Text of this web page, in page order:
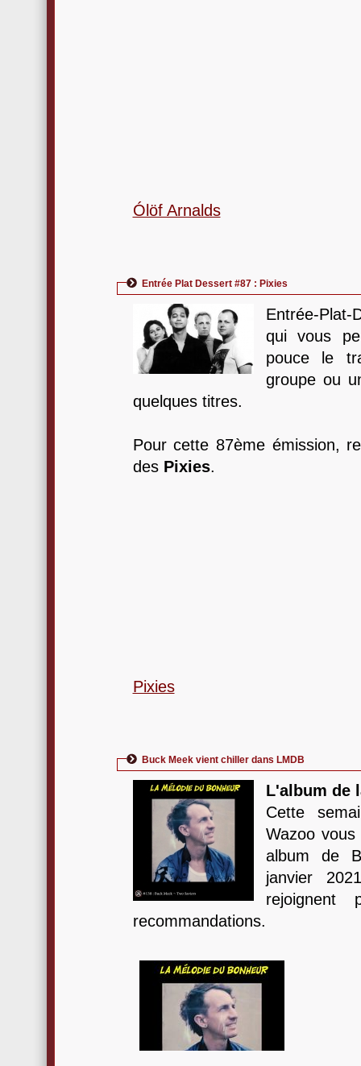
Ólöf Arnalds
Entrée Plat Dessert #87 : Pixies
Entrée-
qui vous
pouce le
groupe ou
quelques titres.
Pour cette 87ème émission,
des Pixies.
Pixies
Buck Meek vient chiller dans LMDB
L'album de
Cette
Wazoo
album de
janvier
recommandations.